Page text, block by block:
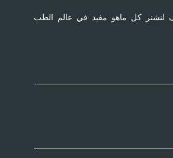
لنشنر كل ماهو مفيد في عالم الطب